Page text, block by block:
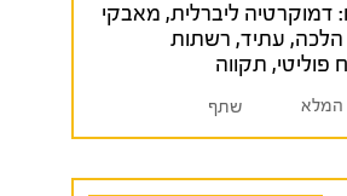
דמוקרטיה ליברלית, מאבקי
הלכה, עתיד, רשתות
פוליטי, תקווה
המלא שתף